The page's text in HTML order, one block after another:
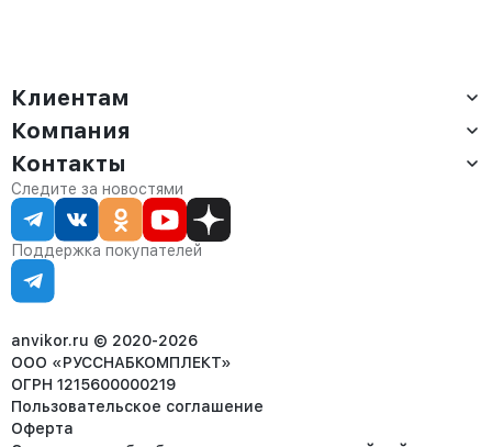
Клиентам
Доставка
Оплата
Сервис
Статус заказа
Статьи
Компания
О компании
Контакты
Партнёрам
Контакты
Отдел продаж:
8 (800) 234-22-62
corp@anvikor.ru
Ежедневно, с 7:00-19:00 (МСК)
Отдел рекламации:
8 (953) 455-25-61
Следите за новостями
Поддержка покупателей
anvikor.ru © 2020-2026
ООО «РУССНАБКОМПЛЕКТ»
ОГРН 1215600000219
Пользовательское соглашение
Оферта